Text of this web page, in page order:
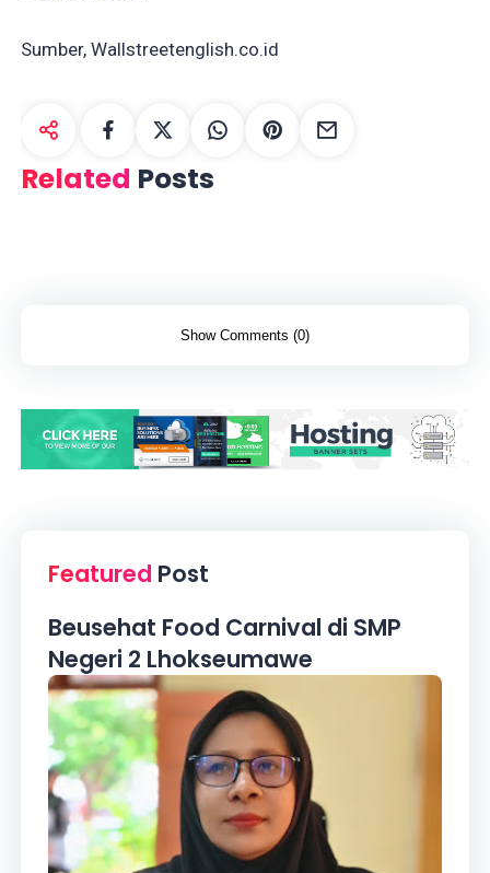
Sumber, Wallstreetenglish.co.id
Related Posts
Show Comments (0)
Featured Post
Beusehat Food Carnival di SMP
Negeri 2 Lhokseumawe